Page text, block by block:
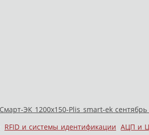
RFID и системы идентификации АЦП и